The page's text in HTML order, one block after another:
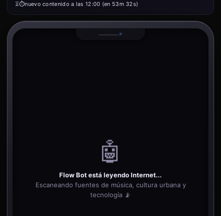
⏳
nuevo contenido a las 12:00 (en 53m 32s)
🤖
Flow Bot está leyendo Internet...
Escaneando fuentes de música, cultura urbana y
tecnología 📡